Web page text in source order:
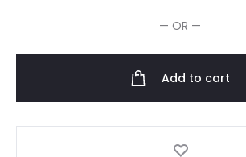
— OR —
Add to cart